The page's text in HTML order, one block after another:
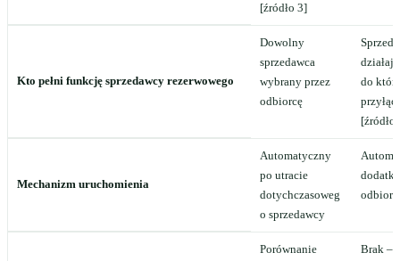
[źródło 3]
Kto pełni funkcję sprzedawcy rezerwowego
Dowolny
sprzedawca
wybrany przez
odbiorcę
do
[źródło
Mechanizm uruchomienia
Automatyczny
po utracie
dotychczasoweg
o sprzedawcy
Porównanie
Brak –